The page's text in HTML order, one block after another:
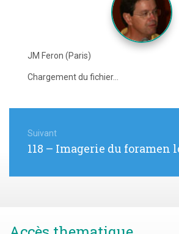
JM Feron (Paris)
Chargement du fichier...
deSuivant
Article
118 – Imagerie du foramen